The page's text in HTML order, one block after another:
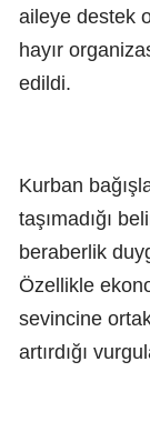
aileye destek
hayır
edildi.
Kurban
taşımadığı
beraberlik
Özellikle
sevincine
artırdığı